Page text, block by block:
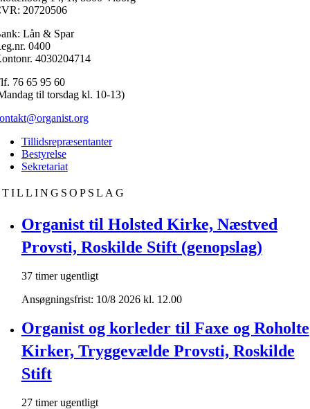
20720506
Lån & Spar
0400
4030204714
76 65 95 60
til torsdag kl. 10-13)
Tillidsrepræsentanter
Bestyrelse
Sekretariat
Organist til Holsted Kirke, Næstved
Provsti, Roskilde Stift (genopslag)
37 timer ugentligt
Ansøgningsfrist: 10/8 2026 kl. 12.00
Organist og korleder til Faxe og Roholte
Kirker, Tryggevælde Provsti, Roskilde
Stift
27 timer ugentligt